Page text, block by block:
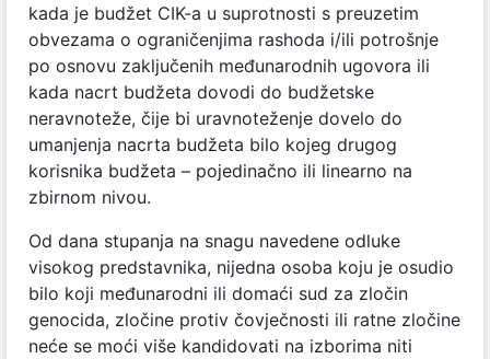
kada je budžet CIK-a u suprotnosti s preuzetim
obvezama o ograničenjima rashoda i/ili potrošnje
po osnovu zaključenih međunarodnih ugovora ili
kada nacrt budžeta dovodi do budžetske
neravnoteže, čije bi uravnoteženje dovelo do
umanjenja nacrta budžeta bilo kojeg drugog
korisnika budžeta – pojedinačno ili linearno na
zbirnom nivou.
Od dana stupanja na snagu navedene odluke
visokog predstavnika, nijedna osoba koju je osudio
bilo koji međunarodni ili domaći sud za zločin
genocida, zločine protiv čovječnosti ili ratne zločine
neće se moći više kandidovati na izborima niti